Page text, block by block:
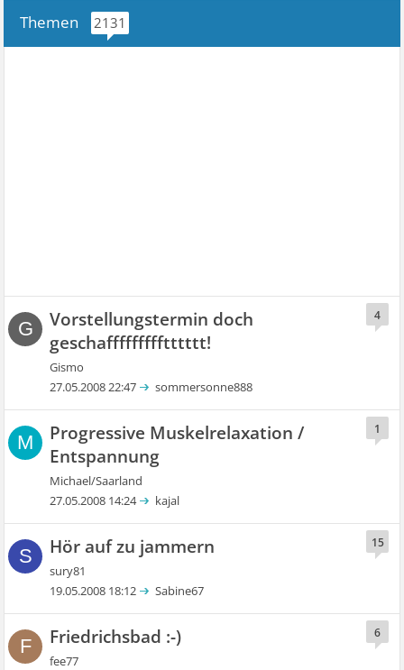
Themen 2131
G
Vorstellungstermin doch
geschaffffffffftttttt!
Gismo
4
27.05.2008 22:47 sommersonne888
M
Progressive Muskelrelaxation /
Entspannung
Michael/Saarland
1
27.05.2008 14:24 kajal
S Hör auf zu jammern
sury81
15
19.05.2008 18:12 Sabine67
F Friedrichsbad :-)
fee77
6